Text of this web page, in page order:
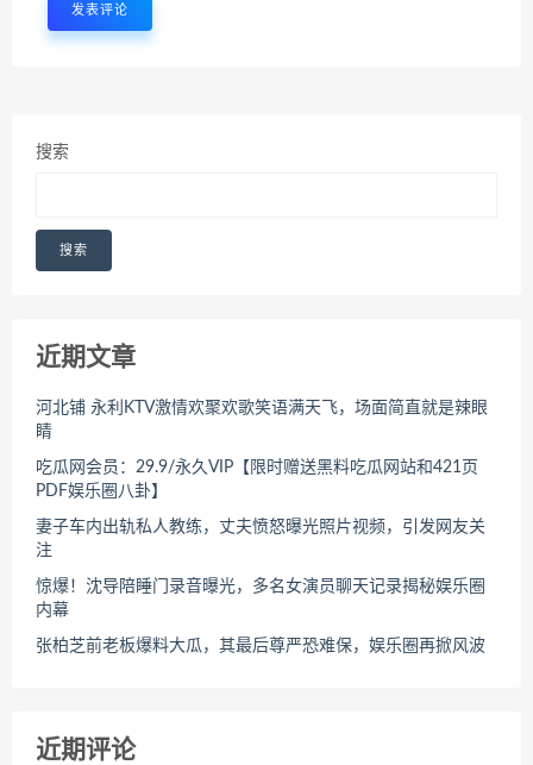
搜索
搜索
近期文章
河北铺 永利KTV激情欢聚欢歌笑语满天飞，场面简直就是辣眼
睛
吃瓜网会员：29.9/永久VIP【限时赠送黑料吃瓜网站和421页
PDF娱乐圈八卦】
妻子车内出轨私人教练，丈夫愤怒曝光照片视频，引发网友关
注
惊爆！沈导陪睡门录音曝光，多名女演员聊天记录揭秘娱乐圈
内幕
张柏芝前老板爆料大瓜，其最后尊严恐难保，娱乐圈再掀风波
近期评论